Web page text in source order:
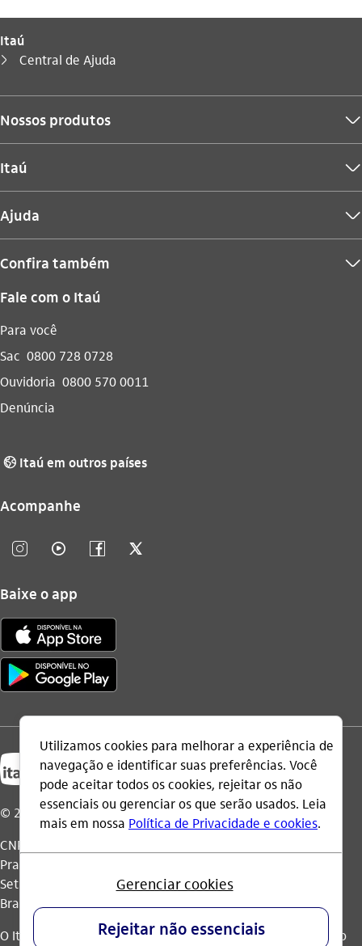
Itaú
seta_direita
Você está aqui:
Central de Ajuda
Nossos produtos seta_baixo
Itaú seta_baixo
Ajuda seta_baixo
Confira também seta_baixo
Fale com o Itaú
Para você
Sac 0800 728 0728
Ouvidoria 0800 570 0011
Denúncia
globo_outline Itaú em outros países
Acompanhe
instagram_outline video_outline facebook_outline twitter_outline
Baixe o app
© 2026 Itaú Unibanco Holding S.A.
CNPJ: 60.872.504/0001-23
Praça Alfredo Egydio de Souza Aranha, 100, Torre Olavo
Setubal, Parque Jabaquara - CEP 04344-902 - São Paulo -
Brasil.
O Itaú Unibanco Holding S.A. é integrante do Conglomerado